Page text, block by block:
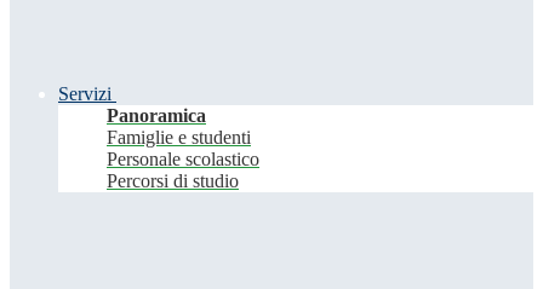
Servizi
Panoramica
Famiglie e studenti
Personale scolastico
Percorsi di studio